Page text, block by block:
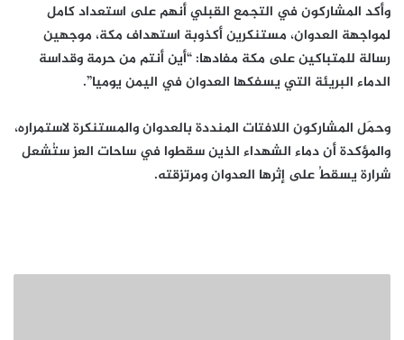
وأكد المشاركون في التجمع القبلي أنهم على استعداد كامل
لمواجهة العدوان، مستنكرين أكذوبة استهداف مكة، موجهين
رسالة للمتباكين على مكة مفادها: “أين أنتم من حرمة وقداسة
الدماء البريئة التي يسفكها العدوان في اليمن يوميا”.
وحمَل المشاركون اللافتات المنددة بالعدوان والمستنكرة لاستمراره،
والمؤكدة أن دماء الشهداء الذين سقطوا في ساحات العز ستُشعل
شرارة يسقطُ على إثرها العدوان ومرتزقته.